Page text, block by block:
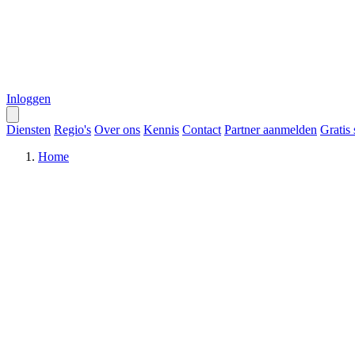
Inloggen
Diensten Regio's Over ons Kennis Contact Partner aanmelden Gratis
Home